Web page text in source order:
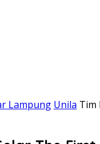
Lampung Unila Tim